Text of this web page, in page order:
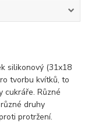
silikonový (31x18
tvorbu kvítků, to
cukráře. Různé
druhy
protržení.